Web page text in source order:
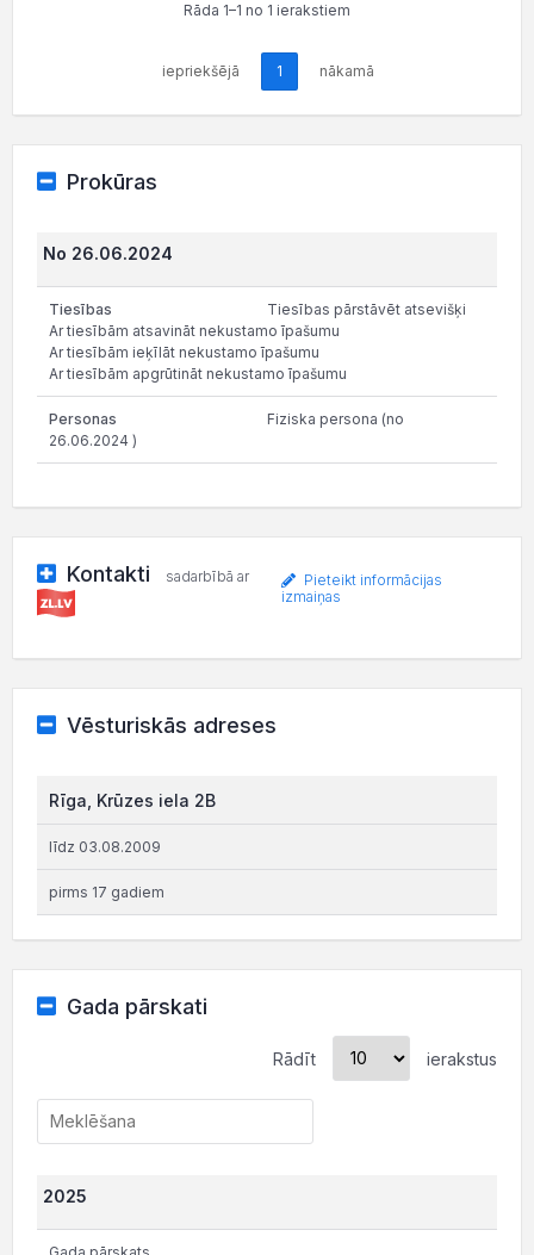
Rāda 1–1 no 1 ierakstiem
iepriekšējā 1 nākamā
Prokūras
No 26.06.2024
Tiesības pārstāvēt atsevišķi
Ar tiesībām atsavināt nekustamo īpašumu
Ar tiesībām ieķīlāt nekustamo īpašumu
Ar tiesībām apgrūtināt nekustamo īpašumu
Fiziska persona (no
26.06.2024 )
Kontakti sadarbībā ar
Pieteikt informācijas
izmaiņas
Vēsturiskās adreses
Rīga, Krūzes iela 2B
līdz 03.08.2009
pirms 17 gadiem
Gada pārskati
Rādīt ierakstus
2025